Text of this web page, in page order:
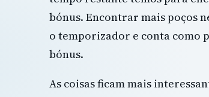
bónus. Encontrar mais poços
o temporizador e conta como
bónus.
As coisas ficam mais